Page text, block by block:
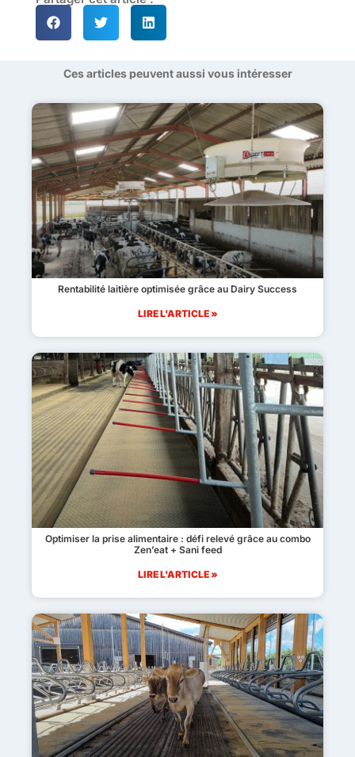
Ces articles peuvent aussi vous intéresser
Rentabilité laitière optimisée grâce au Dairy Success
LIRE L'ARTICLE »
Optimiser la prise alimentaire : défi relevé grâce au combo
Zen’eat + Sani feed
LIRE L'ARTICLE »